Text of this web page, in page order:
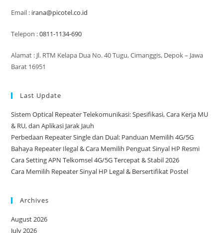
Email : irana@picotel.co.id
Telepon :0811-1134-690
Alamat : Jl. RTM Kelapa Dua No. 40 Tugu, Cimanggis, Depok – Jawa
Barat 16951
Last Update
Sistem Optical Repeater Telekomunikasi: Spesifikasi, Cara Kerja MU
& RU, dan Aplikasi Jarak Jauh
Perbedaan Repeater Single dan Dual: Panduan Memilih 4G/5G
Bahaya Repeater Ilegal & Cara Memilih Penguat Sinyal HP Resmi
Cara Setting APN Telkomsel 4G/5G Tercepat & Stabil 2026
Cara Memilih Repeater Sinyal HP Legal & Bersertifikat Postel
Archives
August 2026
July 2026